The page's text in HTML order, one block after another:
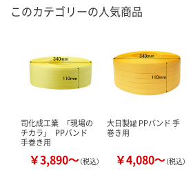
このカテゴリーの人気商品
司化成工業 「現場の
チカラ」 PPバンド
手巻き用
￥3,890～（税込）
大日製罐 PPバンド 手
巻き用
￥4,080～（税込）